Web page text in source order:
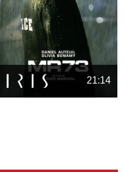
21:14